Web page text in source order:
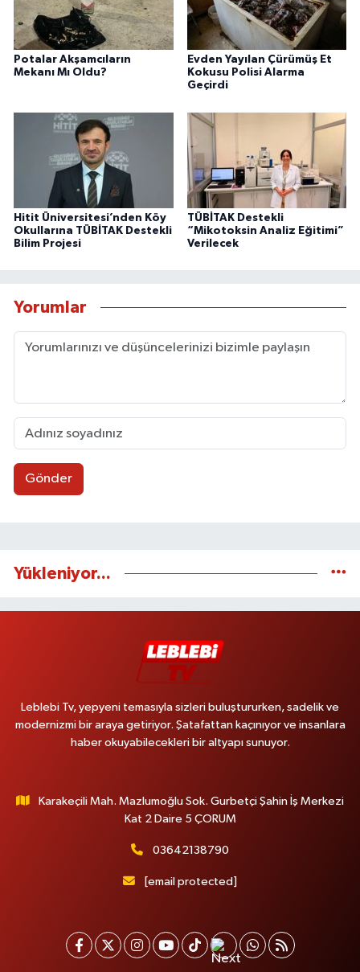
Potalar Akşamcıların
Mekanı Mı Oldu?
Evden Yayılan Çürümüş Et
Kokusu Polisi Alarma
Geçirdi
Hitit Üniversitesi’nden Köy
Okullarına TÜBİTAK Destekli
Bilim Projesi
TÜBİTAK Destekli
“Mikotoksin Analiz Eğitimi”
Verilecek
Yorumlar
Gönder
Yükleniyor...
Leblebi Tv, yepyeni temasıyla sizleri buluştururken, sadelik ve
modernizmi bir araya getiriyor. Şatafattan kaçınıyor ve insanlara
haber okuyabilecekleri bir altyapı sunuyor.
Karakeçili Mah. Mazlumoğlu Sok. Gurbetçi Şahin İş Merkezi
Kat 2 Daire 5 ÇORUM
03642138790
[email protected]